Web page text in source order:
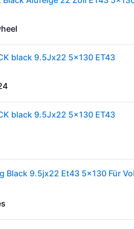
black 9.5Jx22 5x130 ET43
black 9.5Jx22 5x130 ET43